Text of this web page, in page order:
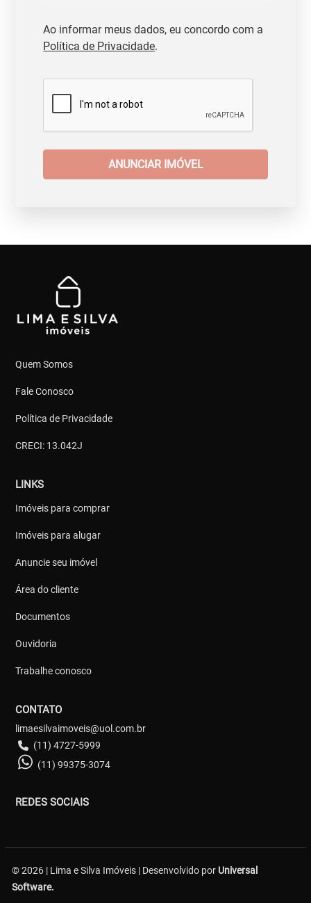
Ao informar meus dados, eu concordo com a
Política de Privacidade.
ANUNCIAR IMÓVEL
Quem Somos
Fale Conosco
Política de Privacidade
CRECI: 13.042J
LINKS
Imóveis para comprar
Imóveis para alugar
Anuncie seu imóvel
Área do cliente
Documentos
Ouvidoria
Trabalhe conosco
CONTATO
limaesilvaimoveis@uol.com.br
(11) 4727-5999
(11) 99375-3074
REDES SOCIAIS
© 2026 | Lima e Silva Imóveis | Desenvolvido por Universal
Software.